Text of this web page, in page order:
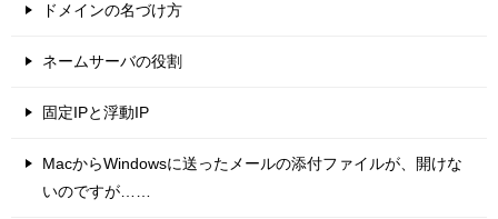
ドメインの名づけ方
ネームサーバの役割
固定IPと浮動IP
MacからWindowsに送ったメールの添付ファイルが、開けな
いのですが……